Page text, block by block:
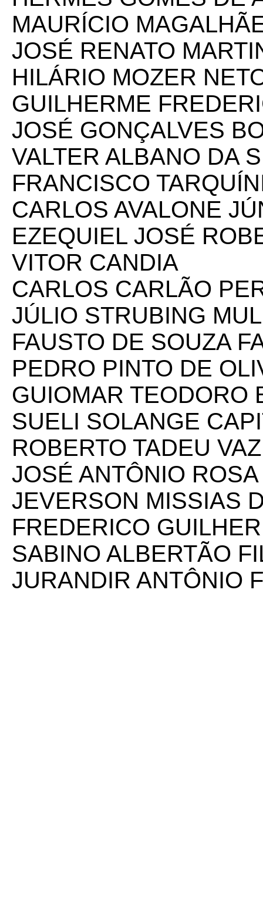
MAURÍCIO
JOSÉ RENATO
HILÁRIO MOZER
GUILHERME
JOSÉ GONÇALVES
VALTER ALBANO DA
FRANCISCO
CARLOS AVALONE
EZEQUIEL JOSÉ
VITOR CANDIA
CARLOS CARLÃO
JÚLIO STRUBING
FAUSTO DE SOUZA
PEDRO PINTO DE
GUIOMAR TEODORO
SUELI SOLANGE
ROBERTO TADEU
JOSÉ ANTÔNIO ROSA
JEVERSON MISSIAS
FREDERICO
SABINO ALBERTÃO
JURANDIR ANTÔNIO